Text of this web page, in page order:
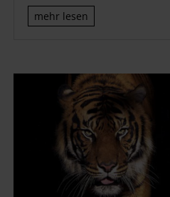
mehr lesen